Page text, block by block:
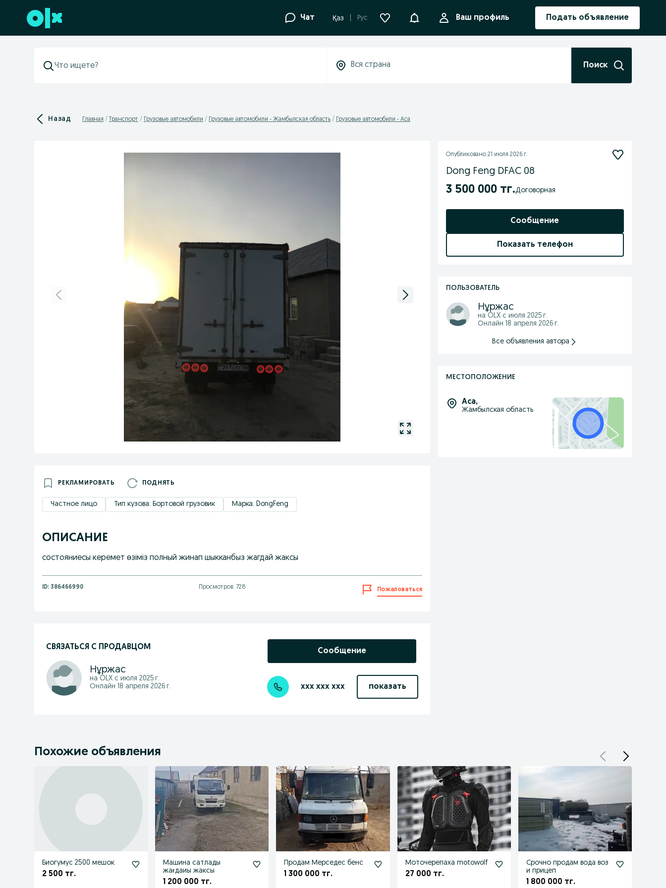
Перейти к нижнему колонтитулу Чат Қаз Рус УведомленияВаш профиль Подать объявление
Поиск
Назад Главная Транспорт Грузовые автомобили Грузовые автомобили - Жамбылская область Грузовые автомобили - Аса
РЕКЛАМИРОВАТЬ ПОДНЯТЬ
Частное лицо Тип кузова: Бортовой грузовик Марка: DongFeng
ОПИСАНИЕ
состояниесы керемет өзіміз полный жинап шыкканбыз жагдай жаксы
ID: 386466990 Просмотров: 728 Пожаловаться
СВЯЗАТЬСЯ С ПРОДАВЦОМ
Нұржас
на OLX с июля 2025 г.
Онлайн 18 апреля 2026 г.
Сообщение
xxx xxx xxx показать
Опубликовано 21 июля 2026 г.
Dong Feng DFAC 08
3 500 000 тг. Договорная
Сообщение
Показать телефон
ПОЛЬЗОВАТЕЛЬ
Нұржас
на OLX с июля 2025 г.
Онлайн 18 апреля 2026 г.
Все объявления автора
МЕСТОПОЛОЖЕНИЕ
Аса,
Жамбылская область
Похожие объявления
Биогумус 2500 мешок
2 500 тг.
Машина сатлады
жағдаиы жаксы
1 200 000 тг.
Продам Мерседес бенс
1 300 000 тг.
Моточерепаха motowolf
27 000 тг.
Срочно продам вода воз
и прицеп
1 800 000 тг.